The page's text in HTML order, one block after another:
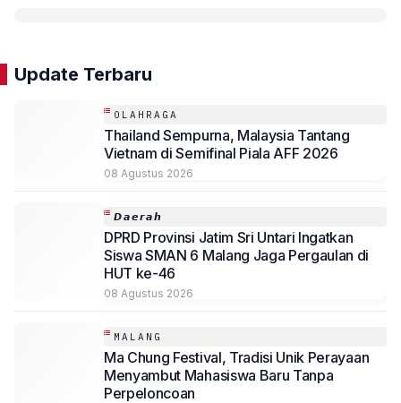
Update Terbaru
OLAHRAGA
Thailand Sempurna, Malaysia Tantang
Vietnam di Semifinal Piala AFF 2026
08 Agustus 2026
𝘿𝙖𝙚𝙧𝙖𝙝
DPRD Provinsi Jatim Sri Untari Ingatkan
Siswa SMAN 6 Malang Jaga Pergaulan di
HUT ke-46
08 Agustus 2026
MALANG
Ma Chung Festival, Tradisi Unik Perayaan
Menyambut Mahasiswa Baru Tanpa
Perpeloncoan